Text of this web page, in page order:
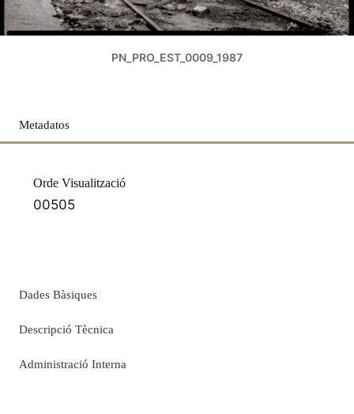
PN_PRO_EST_0009_1987
Metadatos
Orde Visualització
00505
Dades Bàsiques
Descripció Tècnica
Administració Interna